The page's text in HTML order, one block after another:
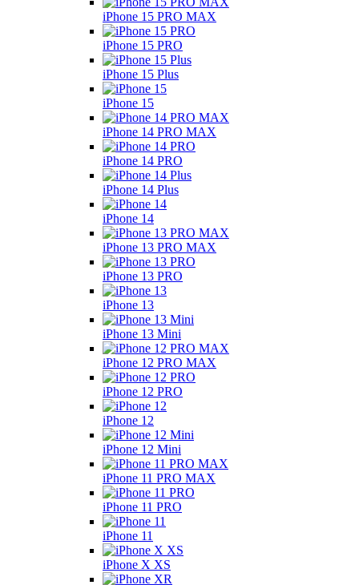
iPhone 15 PRO MAX
iPhone 15 PRO
iPhone 15 Plus
iPhone 15
iPhone 14 PRO MAX
iPhone 14 PRO
iPhone 14 Plus
iPhone 14
iPhone 13 PRO MAX
iPhone 13 PRO
iPhone 13
iPhone 13 Mini
iPhone 12 PRO MAX
iPhone 12 PRO
iPhone 12
iPhone 12 Mini
iPhone 11 PRO MAX
iPhone 11 PRO
iPhone 11
iPhone X XS